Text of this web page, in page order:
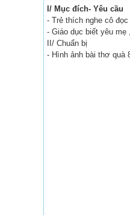
I/ Mục đích- Yêu cầu
- Trẻ thích nghe cô
- Giáo dục biết yêu mẹ
II/ Chuẩn bị
- Hình ảnh bài thơ quà